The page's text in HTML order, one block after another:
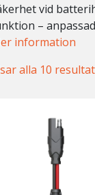
vid
–
information
alla 10 resultat